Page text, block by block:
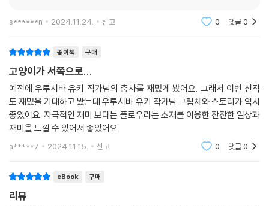
s******n 2024.11.24. 신고 0 댓글0
종이책 구매
고양이가 서쪽으로...
예전에 우루시바 유키 작가님의 충사를 재밌게 봤어요. 그래서 이번 신작
도 재밌을 기대하고 봤는데 우루시바 유키 작가님 그림체와 스토리가 역시
좋았어요. 자극적인 재미 보다는 플로우라는 소재를 이용한 잔잔한 일상과
재미을 느낄 수 있어서 좋았어요.
a*****7 2024.11.15. 신고 0 댓글0
eBook 구매
리뷰